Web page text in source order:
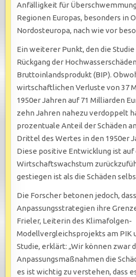
Anfälligkeit für
Regionen Europas, besonders in
Nordosteuropa, nach wie vor
Ein weiterer Punkt, den die
Rückgang der
Bruttoinlandsprodukt (BIP).
wirtschaftlichen Verluste von 37
1950er Jahren auf 71 Milliarden
zehn Jahren nahezu verdoppelt
prozentuale Anteil der Schäden
Drittel des Wertes in den 1950er
Diese positive Entwicklung ist auf
Wirtschaftswachstum
gestiegen ist als die Schäden
Die Forscher betonen jedoch, dass
Anpassungsstrategien ihre
Frieler, Leiterin des Klimafolgen-
Modellvergleichsprojekts am PIK
Studie, erklärt: „Wir können zwar
Anpassungsmaßnahmen die
es ist wichtig zu verstehen, dass